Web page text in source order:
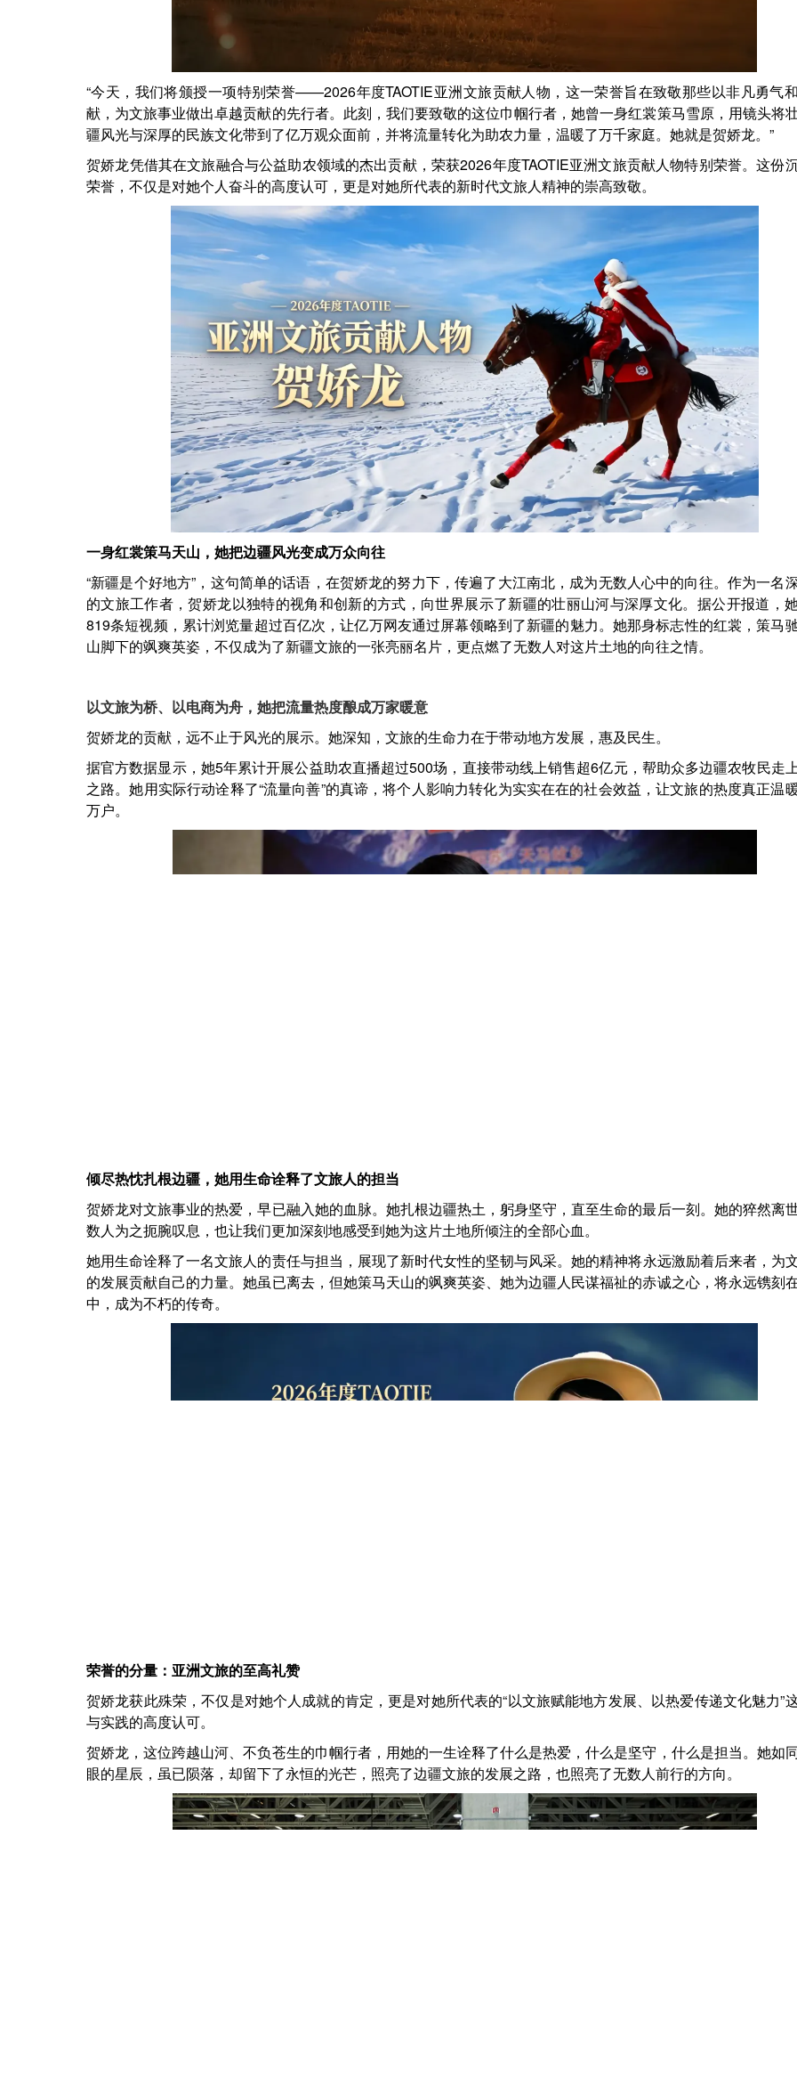
“今天，我们将颁授一项特别荣誉——2026年度TAOTIE亚洲文旅贡献人物，这一荣誉旨在致敬那些以非凡勇气
献，为文旅事业做出卓越贡献的先行者。此刻，我们要致敬的这位巾帼行者，她曾一身红裳策马雪原，用镜头将
疆风光与深厚的民族文化带到了亿万观众面前，并将流量转化为助农力量，温暖了万千家庭。她就是贺娇龙。”
贺娇龙凭借其在文旅融合与公益助农领域的杰出贡献，荣获2026年度TAOTIE亚洲文旅贡献人物特别荣誉。这份
荣誉，不仅是对她个人奋斗的高度认可，更是对她所代表的新时代文旅人精神的崇高致敬。
一身红裳策马天山，她把边疆风光变成万众向往
“新疆是个好地方”，这句简单的话语，在贺娇龙的努力下，传遍了大江南北，成为无数人心中的向往。作为一名
的文旅工作者，贺娇龙以独特的视角和创新的方式，向世界展示了新疆的壮丽山河与深厚文化。据公开报道，
819条短视频，累计浏览量超过百亿次，让亿万网友通过屏幕领略到了新疆的魅力。她那身标志性的红裳，策马
山脚下的飒爽英姿，不仅成为了新疆文旅的一张亮丽名片，更点燃了无数人对这片土地的向往之情。
以文旅为桥、 以电商为舟，她把流量热度酿成万家暖意
贺娇龙的贡献 ， 远不止于风光的展示。她深知，文旅的生命力在于带动地方发展，惠及民生。
据官方数据显示，她5年累计开展公益助农直播超过500场，直接带动线上销售超6亿元，帮助众多边疆农牧民走
之路。她用实际行动诠释了“流量向善”的真谛，将个人影响力转化为实实在在的社会效益，让文旅的热度真正温
万户。
倾尽热忱扎根边疆，她用生命诠释了文旅人的担当
贺娇龙对文旅事业的热爱，早已融入她的血脉。她扎根边疆热土，躬身坚守，直至生命的最后一刻。她的猝然离
数人为之扼腕叹息，也让我们更加深刻地感受到她为这片土地所倾注的全部心血。
她用生命诠释了一名文旅人的责任与担当，展现了新时代女性的坚韧与风采。她的精神将永远激励着后来者，为
的发展贡献自己的力量。她虽已离去，但她策马天山的飒爽英姿、她为边疆人民谋福祉的赤诚之心，将永远镌刻
中，成为不朽的传奇。
荣誉的分量：亚洲文旅的至高礼赞
贺娇龙获此殊荣，不仅是对她个人成就的肯定，更是对她所代表的“以文旅赋能地方发展、以热爱传递文化魅力”
与实践的高度认可。
贺娇龙，这位跨越山河、不负苍生的巾帼行者，用她的一生诠释了什么是热爱，什么是坚守，什么是担当。她如
眼的星辰，虽已陨落，却留下了永恒的光芒，照亮了边疆文旅的发展之路，也照亮了无数人前行的方向。